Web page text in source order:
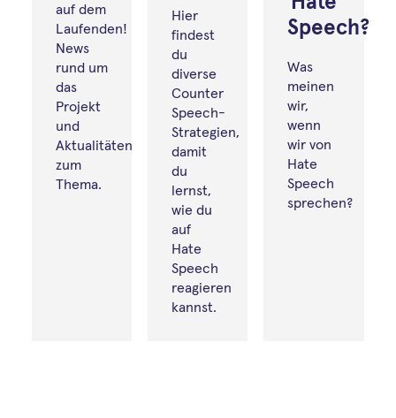
auf dem
Laufenden!
News
rund um
das
Projekt
und
Aktualitäten
zum
Thema.
Hier
findest
du
diverse
Counter
Speech-
Strategien,
damit
du
lernst,
wie du
auf
Hate
Speech
reagieren
kannst.
Speech?
Was
meinen
wir,
wenn
wir von
Hate
Speech
sprechen?